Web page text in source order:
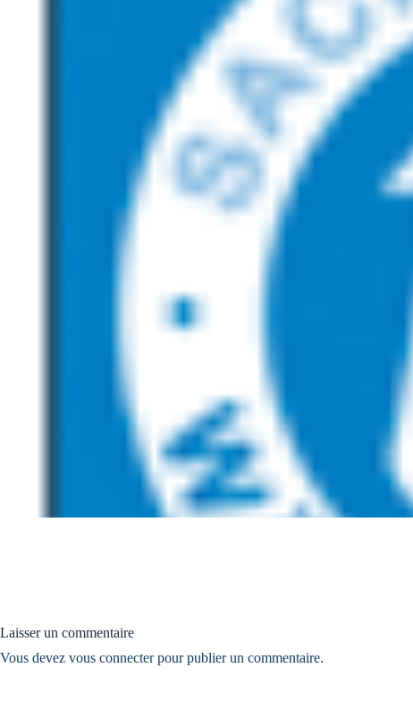
Laisser un commentaire
Vous devez vous connecterpour publier un commentaire.